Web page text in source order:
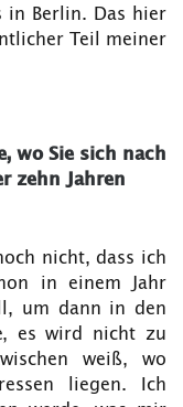
in Berlin. Das hier
Teil meiner
wo Sie sich nach
zehn Jahren
nicht, dass ich
in einem Jahr
um dann in den
es wird nicht zu
weiß, wo
liegen. Ich